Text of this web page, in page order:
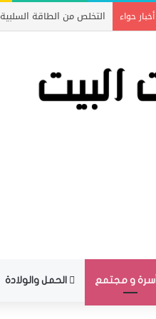
أخبار حواء التخلص من الطاقة السلبية
أسرة و مجتمع الحمل والولادة